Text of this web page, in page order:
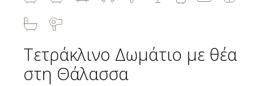
Τετράκλινο Δωμάτιο με θέα
στη Θάλασσα